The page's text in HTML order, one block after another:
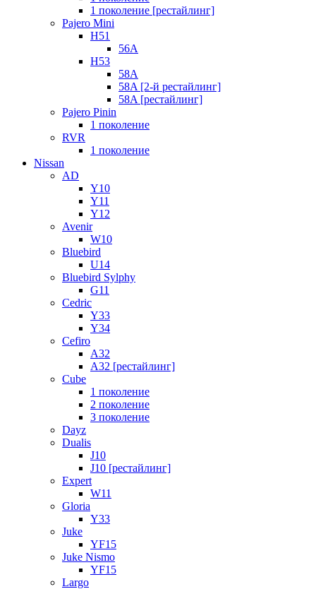
1 поколение [рестайлинг]
Pajero Mini
H51
56A
H53
58A
58A [2-й рестайлинг]
58A [рестайлинг]
Pajero Pinin
1 поколение
RVR
1 поколение
Nissan
AD
Y10
Y11
Y12
Avenir
W10
Bluebird
U14
Bluebird Sylphy
G11
Cedric
Y33
Y34
Cefiro
A32
A32 [рестайлинг]
Cube
1 поколение
2 поколение
3 поколение
Dayz
Dualis
J10
J10 [рестайлинг]
Expert
W11
Gloria
Y33
Juke
YF15
Juke Nismo
YF15
Largo